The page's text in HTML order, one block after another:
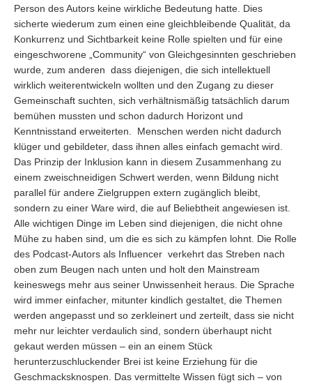
Person des Autors keine wirkliche Bedeutung hatte. Dies
sicherte wiederum zum einen eine gleichbleibende Qualität, da
Konkurrenz und Sichtbarkeit keine Rolle spielten und für eine
eingeschworene „Community“ von Gleichgesinnten geschrieben
wurde, zum anderen dass diejenigen, die sich intellektuell
wirklich weiterentwickeln wollten und den Zugang zu dieser
Gemeinschaft suchten, sich verhältnismäßig tatsächlich darum
bemühen mussten und schon dadurch Horizont und
Kenntnisstand erweiterten. Menschen werden nicht dadurch
klüger und gebildeter, dass ihnen alles einfach gemacht wird.
Das Prinzip der Inklusion kann in diesem Zusammenhang zu
einem zweischneidigen Schwert werden, wenn Bildung nicht
parallel für andere Zielgruppen extern zugänglich bleibt,
sondern zu einer Ware wird, die auf Beliebtheit angewiesen ist.
Alle wichtigen Dinge im Leben sind diejenigen, die nicht ohne
Mühe zu haben sind, um die es sich zu kämpfen lohnt. Die Rolle
des Podcast-Autors als Influencer verkehrt das Streben nach
oben zum Beugen nach unten und holt den Mainstream
keineswegs mehr aus seiner Unwissenheit heraus. Die Sprache
wird immer einfacher, mitunter kindlich gestaltet, die Themen
werden angepasst und so zerkleinert und zerteilt, dass sie nicht
mehr nur leichter verdaulich sind, sondern überhaupt nicht
gekaut werden müssen – ein an einem Stück
herunterzuschluckender Brei ist keine Erziehung für die
Geschmacksknospen. Das vermittelte Wissen fügt sich – von